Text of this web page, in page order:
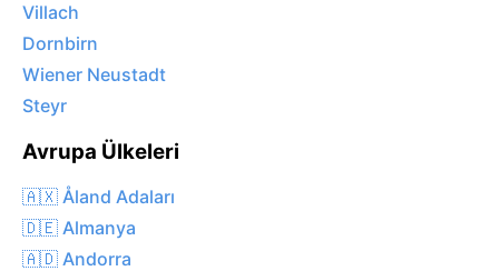
Villach
Dornbirn
Wiener Neustadt
Steyr
Avrupa Ülkeleri
🇦🇽 Åland Adaları
🇩🇪 Almanya
🇦🇩 Andorra